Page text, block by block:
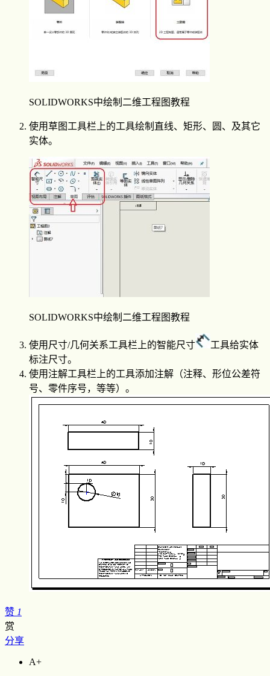
SOLIDWORKS中绘制二维工程图教程
使用草图工具栏上的工具绘制直线、矩形、圆、及其它
实体。
SOLIDWORKS中绘制二维工程图教程
使用尺寸/几何关系工具栏上的智能尺寸
工具给实体
标注尺寸。
使用注解工具栏上的工具添加注解（注释、形位公差符
号、零件序号，等等）。
赞 1
赏
分享
A+